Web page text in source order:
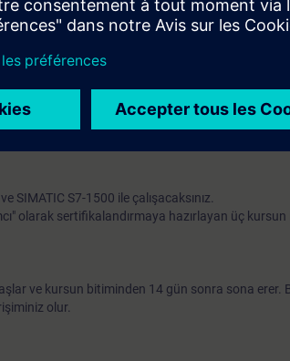
ile derinleştireceksiniz.
kullanmada pratik deneyimli olmak.
emin olmak için mevcut çevrimiçi giriş testini
SIMATIC S7-1500 ile çalışacaksınız.
olarak sertifikalandırmaya hazırlayan üç kursun
ve kursun bitiminden 14 gün sonra sona erer.
olur.